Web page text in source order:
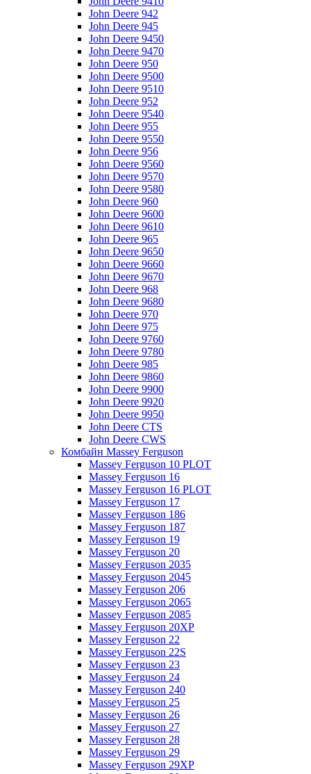
John Deere 942
John Deere 945
John Deere 9450
John Deere 9470
John Deere 950
John Deere 9500
John Deere 9510
John Deere 952
John Deere 9540
John Deere 955
John Deere 9550
John Deere 956
John Deere 9560
John Deere 9570
John Deere 9580
John Deere 960
John Deere 9600
John Deere 9610
John Deere 965
John Deere 9650
John Deere 9660
John Deere 9670
John Deere 968
John Deere 9680
John Deere 970
John Deere 975
John Deere 9760
John Deere 9780
John Deere 985
John Deere 9860
John Deere 9900
John Deere 9920
John Deere 9950
John Deere CTS
John Deere CWS
Комбайн Massey Ferguson
Massey Ferguson 10 PLOT
Massey Ferguson 16
Massey Ferguson 16 PLOT
Massey Ferguson 17
Massey Ferguson 186
Massey Ferguson 187
Massey Ferguson 19
Massey Ferguson 20
Massey Ferguson 2035
Massey Ferguson 2045
Massey Ferguson 206
Massey Ferguson 2065
Massey Ferguson 2085
Massey Ferguson 20XP
Massey Ferguson 22
Massey Ferguson 22S
Massey Ferguson 23
Massey Ferguson 24
Massey Ferguson 240
Massey Ferguson 25
Massey Ferguson 26
Massey Ferguson 27
Massey Ferguson 28
Massey Ferguson 29
Massey Ferguson 29XP